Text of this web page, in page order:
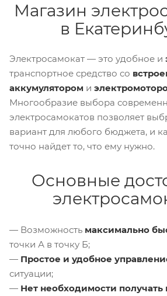
Магазин
в
Электросамокат — это удобное и
транспортное средство со
аккумулятором и
Многообразие выбора
электросамокатов позволяет
вариант для любого бюджета, и
точно найдет то, что ему нужно.
Основные
— Возможность максимально
точки А в точку Б;
— Простое и удобное
ситуации;
— Нет необходимости получать